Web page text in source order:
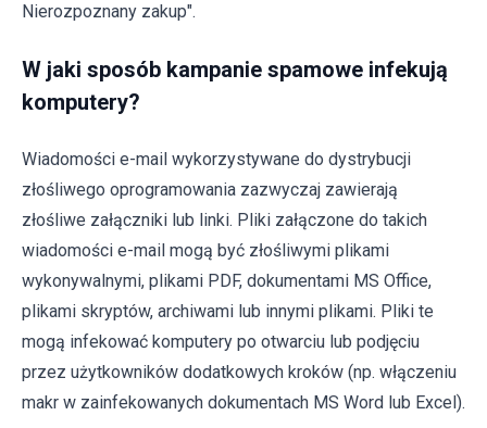
Nierozpoznany zakup".
W jaki sposób kampanie spamowe infekują
komputery?
Wiadomości e-mail wykorzystywane do dystrybucji
złośliwego oprogramowania zazwyczaj zawierają
złośliwe załączniki lub linki. Pliki załączone do takich
wiadomości e-mail mogą być złośliwymi plikami
wykonywalnymi, plikami PDF, dokumentami MS Office,
plikami skryptów, archiwami lub innymi plikami. Pliki te
mogą infekować komputery po otwarciu lub podjęciu
przez użytkowników dodatkowych kroków (np. włączeniu
makr w zainfekowanych dokumentach MS Word lub Excel).